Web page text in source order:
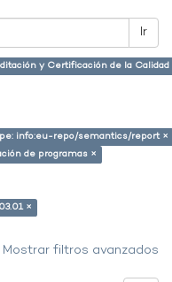
Ir
y Certificación de la
info:eu-repo/semantics/report ×
de programas ×
×
Mostrar filtros avanzados